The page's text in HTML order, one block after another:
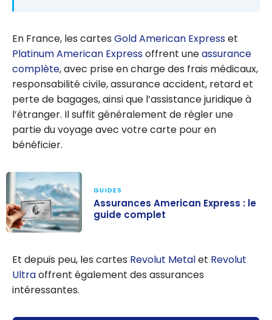
En France, les cartes Gold American Expresset
Platinum American Expressoffrent uneassurance
complète, avec prise en charge des frais médicaux,
responsabilité civile, assurance accident, retard et
perte de bagages, ainsi que l’assistance juridique à
l’étranger. Il suffit généralement de régler une
partie du voyage avec votre carte pour en
bénéficier.
American
Express : le
guide complet
GUIDES
Assurances American Express : le
guide complet
Et depuis peu, les cartes Revolut Metalet Revolut
Ultraoffrent également des assurances
intéressantes.